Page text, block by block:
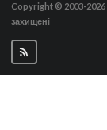
Copyright © 2003-2026
захищені